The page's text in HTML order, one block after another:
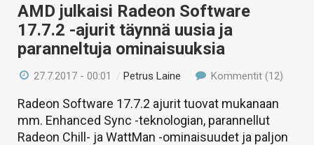
AMD julkaisi Radeon Software
17.7.2 -ajurit täynnä uusia ja
paranneltuja ominaisuuksia
27.7.2017 - 00:01 /Petrus Laine Kommentit (12)
Radeon Software 17.7.2 ajurit tuovat mukanaan
mm. Enhanced Sync -teknologian, parannellut
Radeon Chill- ja WattMan -ominaisuudet ja paljon